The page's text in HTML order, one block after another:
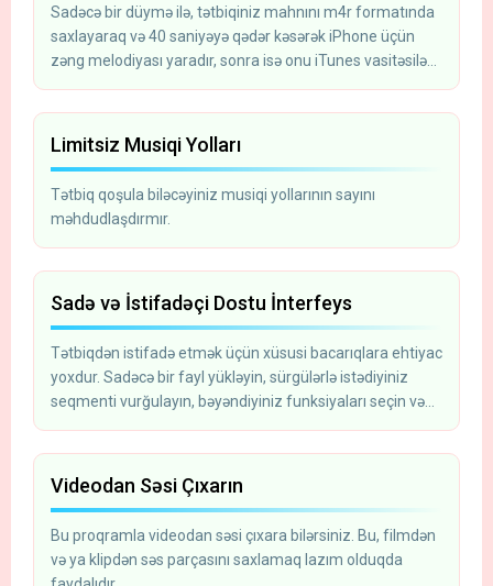
Sadəcə bir düymə ilə, tətbiqiniz mahnını m4r formatında
saxlayaraq və 40 saniyəyə qədər kəsərək iPhone üçün
zəng melodiyası yaradır, sonra isə onu iTunes vasitəsilə
Limitsiz Musiqi Yolları
Tətbiq qoşula biləcəyiniz musiqi yollarının sayını
məhdudlaşdırmır.
Sadə və İstifadəçi Dostu İnterfeys
Tətbiqdən istifadə etmək üçün xüsusi bacarıqlara ehtiyac
yoxdur. Sadəcə bir fayl yükləyin, sürgülərlə istədiyiniz
seqmenti vurğulayın, bəyəndiyiniz funksiyaları seçin və
Videodan Səsi Çıxarın
Bu proqramla videodan səsi çıxara bilərsiniz. Bu, filmdən
və ya klipdən səs parçasını saxlamaq lazım olduqda